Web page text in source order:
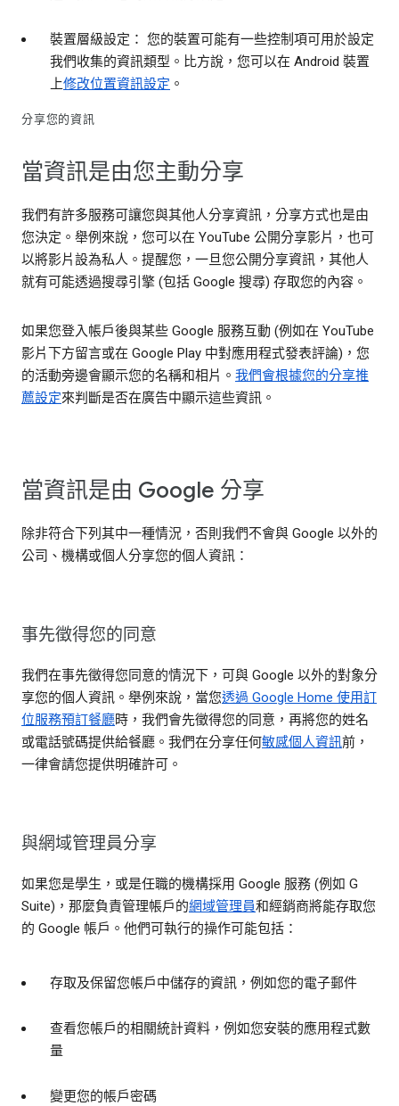
裝置層級設定： 您的裝置可能有一些控制項可用於設定
我們收集的資訊類型。比方說，您可以在 Android 裝置
上修改位置資訊設定 。
分享您的資訊
當資訊是由您主動分享
我們有許多服務可讓您與其他人分享資訊，分享方式也是由
您決定。舉例來說，您可以在 YouTube 公開分享影片，也可
以將影片設為私人。提醒您，一旦您公開分享資訊，其他人
就有可能透過搜尋引擎 (包括 Google 搜尋) 存取您的內容。
如果您登入帳戶後與某些 Google 服務互動 (例如在 YouTube
影片下方留言或在 Google Play 中對應用程式發表評論)，您
的活動旁邊會顯示您的名稱和相片。 我們會根據您的分享推
薦設定來判斷是否在廣告中顯示這些資訊。
當資訊是由 Google 分享
除非符合下列其中一種情況，否則我們不會與 Google 以外的
公司、機構或個人分享您的個人資訊：
事先徵得您的同意
我們在事先徵得您同意的情況下，可與 Google 以外的對象分
享您的個人資訊。舉例來說，當您透過 Google Home 使用訂
位服務預訂餐廳時，我們會先徵得您的同意，再將您的姓名
或電話號碼提供給餐廳。我們在分享任何敏感個人資訊前，
一律會請您提供明確許可。
與網域管理員分享
如果您是學生，或是任職的機構採用 Google 服務 (例如 G
Suite)，那麼負責管理帳戶的網域管理員和經銷商將能存取您
的 Google 帳戶。他們可執行的操作可能包括：
存取及保留您帳戶中儲存的資訊，例如您的電子郵件
查看您帳戶的相關統計資料，例如您安裝的應用程式數
量
變更您的帳戶密碼